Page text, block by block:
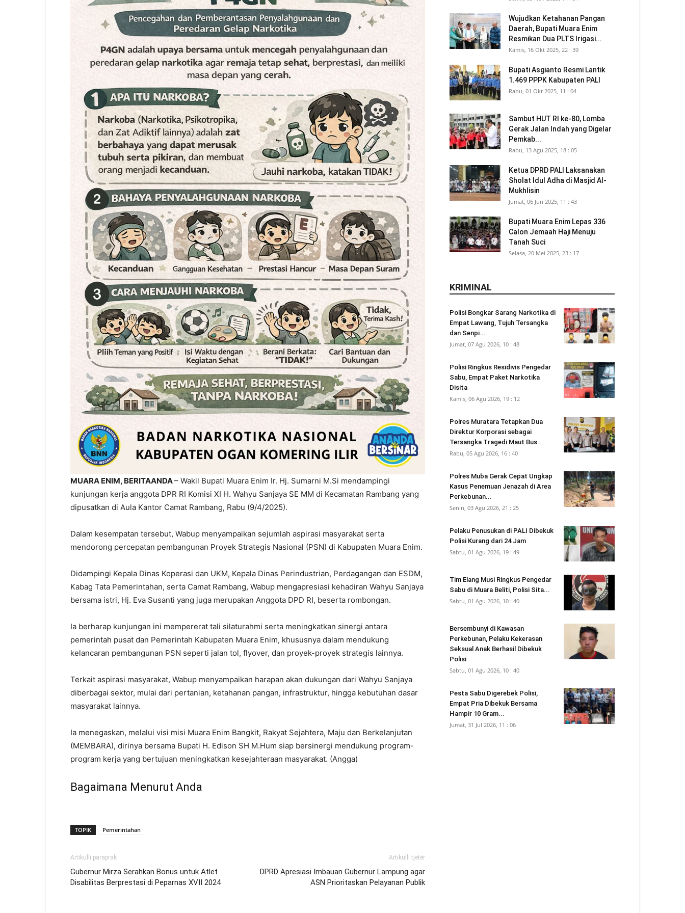
MUARA ENIM, BERITAANDA– Wakil Bupati Muara Enim Ir. Hj. Sumarni M.Si mendampingi
kunjungan kerja anggota DPR RI Komisi XI H. Wahyu Sanjaya SE MM di Kecamatan Rambang yang
dipusatkan di Aula Kantor Camat Rambang, Rabu (9/4/2025).
Dalam kesempatan tersebut, Wabup menyampaikan sejumlah aspirasi masyarakat serta
mendorong percepatan pembangunan Proyek Strategis Nasional (PSN) di Kabupaten Muara Enim.
Didampingi Kepala Dinas Koperasi dan UKM, Kepala Dinas Perindustrian, Perdagangan dan ESDM,
Kabag Tata Pemerintahan, serta Camat Rambang, Wabup mengapresiasi kehadiran Wahyu Sanjaya
bersama istri, Hj. Eva Susanti yang juga merupakan Anggota DPD RI, beserta rombongan.
Ia berharap kunjungan ini mempererat tali silaturahmi serta meningkatkan sinergi antara
pemerintah pusat dan Pemerintah Kabupaten Muara Enim, khususnya dalam mendukung
kelancaran pembangunan PSN seperti jalan tol, flyover, dan proyek-proyek strategis lainnya.
Terkait aspirasi masyarakat, Wabup menyampaikan harapan akan dukungan dari Wahyu Sanjaya
diberbagai sektor, mulai dari pertanian, ketahanan pangan, infrastruktur, hingga kebutuhan dasar
masyarakat lainnya.
Ia menegaskan, melalui visi misi Muara Enim Bangkit, Rakyat Sejahtera, Maju dan Berkelanjutan
(MEMBARA), dirinya bersama Bupati H. Edison SH M.Hum siap bersinergi mendukung program-
program kerja yang bertujuan meningkatkan kesejahteraan masyarakat. (Angga)
Bagaimana Menurut Anda
TOPIK Pemerintahan
Artikulli paraprak
Gubernur Mirza Serahkan Bonus untuk Atlet
Disabilitas Berprestasi di Peparnas XVII 2024
Artikulli tjetër
DPRD Apresiasi Imbauan Gubernur Lampung agar
ASN Prioritaskan Pelayanan Publik
Wujudkan Ketahanan Pangan
Daerah, Bupati Muara Enim
Resmikan Dua PLTS Irigasi...
Kamis, 16 Okt 2025, 22 : 39
Bupati Asgianto Resmi Lantik
1.469 PPPK Kabupaten PALI
Rabu, 01 Okt 2025, 11 : 04
Sambut HUT RI ke-80, Lomba
Gerak Jalan Indah yang Digelar
Pemkab...
Rabu, 13 Agu 2025, 18 : 05
Ketua DPRD PALI Laksanakan
Sholat Idul Adha di Masjid Al-
Mukhlisin
Jumat, 06 Jun 2025, 11 : 43
Bupati Muara Enim Lepas 336
Calon Jemaah Haji Menuju
Tanah Suci
Selasa, 20 Mei 2025, 23 : 17
KRIMINAL
Polisi Bongkar Sarang Narkotika di
Empat Lawang, Tujuh Tersangka
dan Senpi...
Jumat, 07 Agu 2026, 10 : 48
Polisi Ringkus Residivis Pengedar
Sabu, Empat Paket Narkotika
Disita
Kamis, 06 Agu 2026, 19 : 12
Polres Muratara Tetapkan Dua
Direktur Korporasi sebagai
Tersangka Tragedi Maut Bus...
Rabu, 05 Agu 2026, 16 : 40
Polres Muba Gerak Cepat Ungkap
Kasus Penemuan Jenazah di Area
Perkebunan...
Senin, 03 Agu 2026, 21 : 25
Pelaku Penusukan di PALI Dibekuk
Polisi Kurang dari 24 Jam
Sabtu, 01 Agu 2026, 19 : 49
Tim Elang Musi Ringkus Pengedar
Sabu di Muara Beliti, Polisi Sita...
Sabtu, 01 Agu 2026, 10 : 40
Bersembunyi di Kawasan
Perkebunan, Pelaku Kekerasan
Seksual Anak Berhasil Dibekuk
Polisi
Sabtu, 01 Agu 2026, 10 : 40
Pesta Sabu Digerebek Polisi,
Empat Pria Dibekuk Bersama
Hampir 10 Gram...
Jumat, 31 Jul 2026, 11 : 06